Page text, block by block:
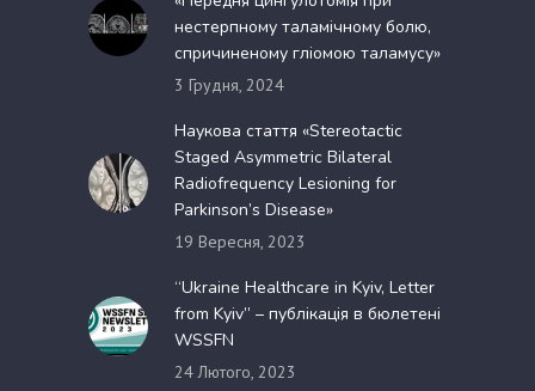
нестерпному таламічному болю,
спричиненому гліомою таламусу»
3 Грудня, 2024
Наукова стаття «Stereotactic
Staged Asymmetric Bilateral
Radiofrequency Lesioning for
Parkinson’s Disease»
19 Вересня, 2023
“Ukraine Healthcare in Kyiv, Letter
from Kyiv” – публікація в бюлетені
WSSFN
24 Лютого, 2023